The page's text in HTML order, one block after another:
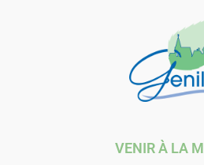
VENIR À LA